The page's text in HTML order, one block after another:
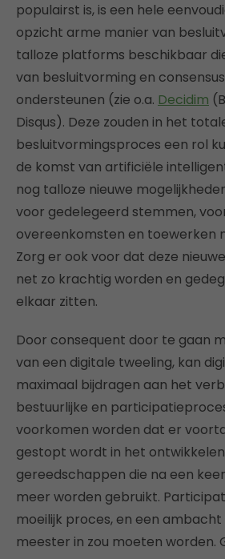
populairst is, is een hele
opzicht arme manier van
talloze platforms beschikbaar
van besluitvorming en
ondersteunen (zie o.a. Decidim
Disqus). Deze zouden in het
besluitvormingsproces een rol
de komst van artificiële
nog talloze nieuwe
voor gedelegeerd stemmen,
overeenkomsten en toewerken
Zorg er ook voor dat deze
net zo krachtig worden en
elkaar zitten.
Door consequent door te gaan
van een digitale tweeling, kan
maximaal bijdragen aan het
bestuurlijke en
voorkomen worden dat er
gestopt wordt in het
gereedschappen die na een
meer worden gebruikt.
moeilijk proces, en een
meester in zou moeten worden.